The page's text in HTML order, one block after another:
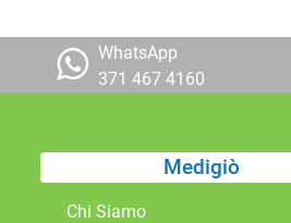
WhatsApp
371 467 4160
Medigiò
Chi Siamo